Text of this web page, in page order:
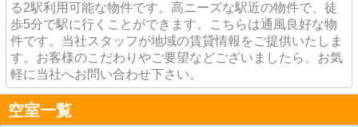
る2駅利用可能な物件です。高ニーズな駅近の物件で、徒
歩5分で駅に行くことができます。こちらは通風良好な物
件です。当社スタッフが地域の賃貸情報をご提供いたしま
す。お客様のこだわりやご要望などございましたら、お気
軽に当社へお問い合わせ下さい。
空室一覧